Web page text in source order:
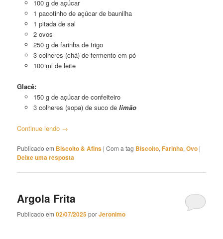
100 g de açúcar
1 pacotinho de açúcar de baunilha
1 pitada de sal
2 ovos
250 g de farinha de trigo
3 colheres (chá) de fermento em pó
100 ml de leite
Glacê:
150 g de açúcar de confeiteiro
3 colheres (sopa) de suco de limão
Continue lendo →
Publicado em Biscoito & Afins |Com a tag Biscoito,Farinha,Ovo |
Deixe uma resposta
Argola Frita
Publicado em02/07/2025porJeronimo